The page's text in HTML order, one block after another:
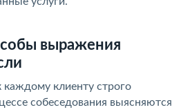
выражения
каждому клиенту строго
собеседования выясняются